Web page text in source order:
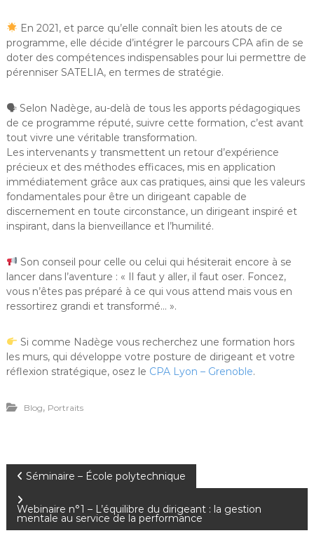
En 2021, et parce qu’elle connaît bien les atouts de ce
programme, elle décide d’intégrer le parcours CPA afin de se
doter des compétences indispensables pour lui permettre de
pérenniser SATELIA, en termes de stratégie.
🗣 Selon Nadège, au-delà de tous les apports pédagogiques
de ce programme réputé, suivre cette formation, c’est avant
tout vivre une véritable transformation.
Les intervenants y transmettent un retour d’expérience
précieux et des méthodes efficaces, mis en application
immédiatement grâce aux cas pratiques, ainsi que les valeurs
fondamentales pour être un dirigeant capable de
discernement en toute circonstance, un dirigeant inspiré et
inspirant, dans la bienveillance et l’humilité.
Son conseil pour celle ou celui qui hésiterait encore à se
lancer dans l’aventure : « Il faut y aller, il faut oser. Foncez,
vous n’êtes pas préparé à ce qui vous attend mais vous en
ressortirez grandi et transformé… ».
Si comme Nadège vous recherchez une formation hors
les murs, qui développe votre posture de dirigeant et votre
réflexion stratégique, osez le CPA Lyon – Grenoble.
Blog, Portraits
N
a
Séminaire – École polytechnique
Webinaire n°1 – L’équilibre du dirigeant : la gestion
mentale au service de la performance